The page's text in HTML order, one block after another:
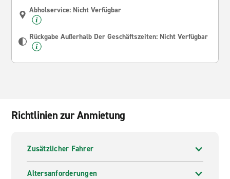
Abholservice: Nicht Verfügbar
Rückgabe Außerhalb Der Geschäftszeiten: Nicht Verfügbar
Richtlinien zur Anmietung
Zusätzlicher Fahrer
Altersanforderungen